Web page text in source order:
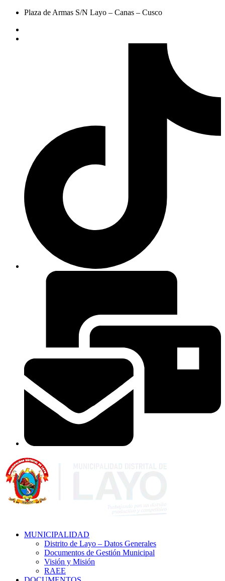
Plaza de Armas S/N Layo – Canas – Cusco
MUNICIPALIDAD
Distrito de Layo – Datos Generales
Documentos de Gestión Municipal
Visión y Misión
RAEE